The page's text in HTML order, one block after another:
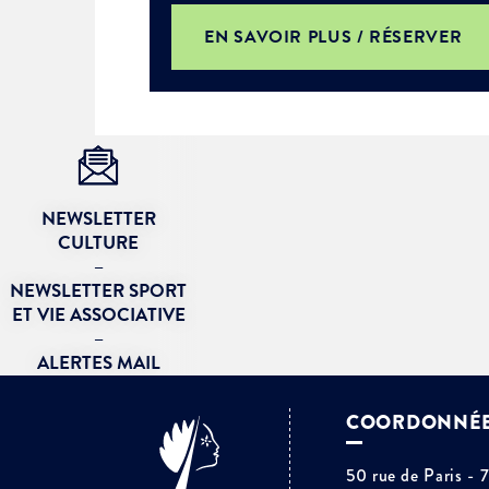
Je suis étudiant
EN SAVOIR PLUS / RÉSERVER
NEWSLETTER
CULTURE
–
NEWSLETTER SPORT
ET VIE ASSOCIATIVE
–
ALERTES MAIL
50 rue de Paris -